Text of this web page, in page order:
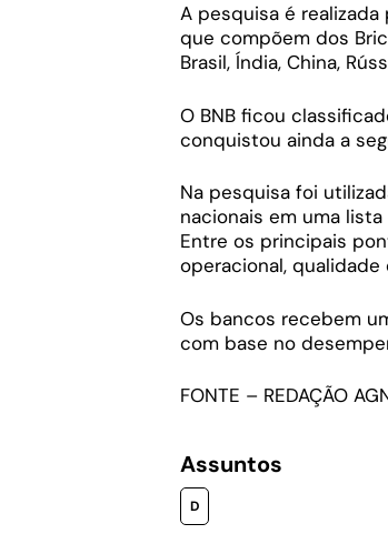
A pesquisa é
que compõem dos
Brasil, Índia, China,
O BNB ficou
conquistou ainda a
Na pesquisa foi
nacionais em uma
Entre os principais
operacional,
Os bancos recebem
com base no
FONTE – REDAÇÃO
Assuntos
D